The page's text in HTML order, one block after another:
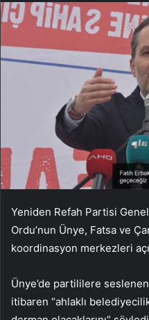
Yeniden Refah Partisi
Ordu’nun Ünye, Fatsa ve
koordinasyon merkezleri
Ünye’de partililere
itibaren “ahlaklı